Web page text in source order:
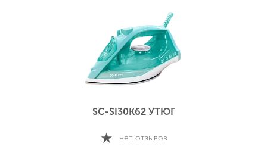
SC-SI30K62 УТЮГ
нет отзывов